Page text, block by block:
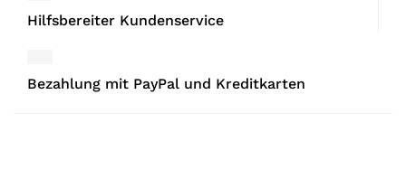
Hilfsbereiter Kundenservice
Bezahlung mit PayPal und Kreditkarten